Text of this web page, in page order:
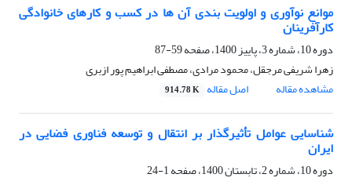
موانع نوآوری و اولویت بندی آن ها در کسب و کارهای خانوادگی
کارآفرینان
دوره 10، شماره 3، پاییز 1400، صفحه
59-87
زهرا شریفی مرجقل، محمود مرادی، مصطفی ابراهیم پور ازبری
مشاهده مقاله
اصل مقاله 914.78 K
شناسایی عوامل تأثیرگذار بر انتقال و توسعه فناوری فضایی در
ایران
دوره 10، شماره 2، تابستان 1400، صفحه
1-24